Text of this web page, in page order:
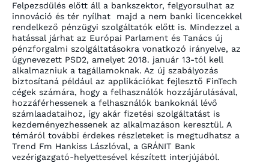
Fiataloknak
Befektetőknek
Kapcsolat
Netbank App letöltése
Felpezsdülés előtt áll a bankszektor, felgyorsulhat az
innováció és tér nyílhat majd a nem banki licencekkel
rendelkező pénzügyi szolgáltatók előtt is. Mindezzel a
hatással járhat az Európai Parlament és Tanács új
pénzforgalmi szolgáltatásokra vonatkozó irányelve, az
úgynevezett PSD2, amelyet 2018. január 13-tól kell
alkalmazniuk a tagállamoknak. Az új szabályozás
biztosítaná például az applikációkat fejlesztő FinTech
cégek számára, hogy a felhasználók hozzájárulásával,
hozzáférhessenek a felhasználók bankoknál lévő
számlaadataihoz, így akár fizetési szolgáltatást is
kezdeményezhessenek az alkalmazáson keresztül. A
témáról további érdekes részleteket is megtudhatsz a
Trend Fm Hankiss Lászlóval, a GRÁNIT Bank
vezérigazgató-helyettesével készített interjújából.